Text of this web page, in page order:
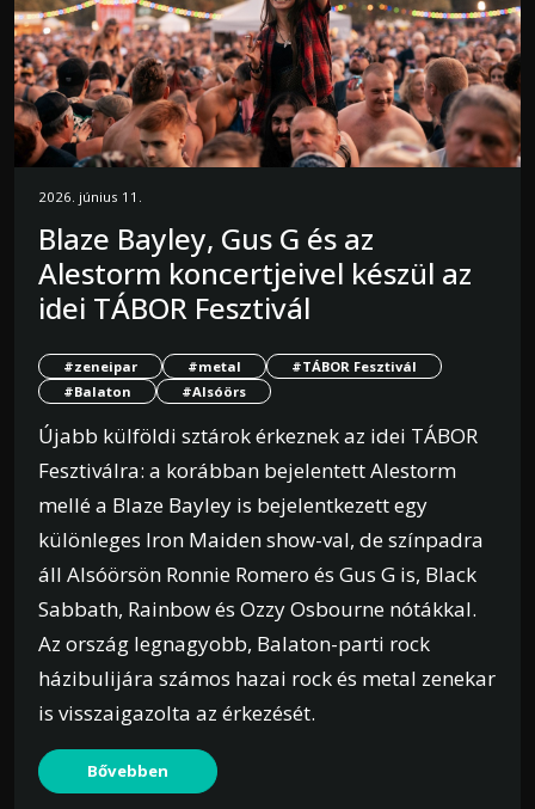
2026. június 11.
Blaze Bayley, Gus G és az
Alestorm koncertjeivel készül az
idei TÁBOR Fesztivál
#zeneipar #metal
#TÁBOR Fesztivál
#Balaton
#Alsóörs
Újabb külföldi sztárok érkeznek az idei TÁBOR
Fesztiválra: a korábban bejelentett Alestorm
mellé a Blaze Bayley is bejelentkezett egy
különleges Iron Maiden show-val, de színpadra
áll Alsóörsön Ronnie Romero és Gus G is, Black
Sabbath, Rainbow és Ozzy Osbourne nótákkal.
Az ország legnagyobb, Balaton-parti rock
házibulijára számos hazai rock és metal zenekar
is visszaigazolta az érkezését.
Bővebben